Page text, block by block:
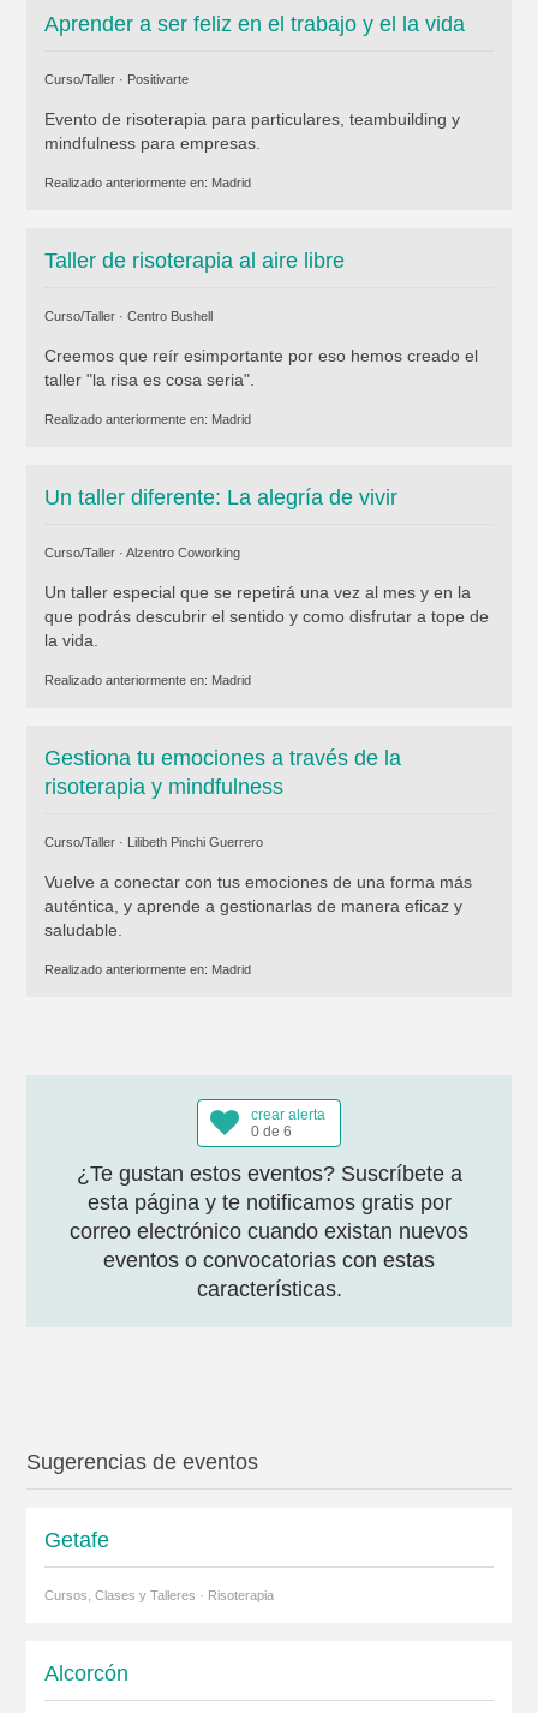
Aprender a ser feliz en el trabajo y el la vida
Curso/Taller · Positivarte
Evento de risoterapia para particulares, teambuilding y
mindfulness para empresas.
Realizado anteriormente en: Madrid
Taller de risoterapia al aire libre
Curso/Taller · Centro Bushell
Creemos que reír esimportante por eso hemos creado el
taller "la risa es cosa seria".
Realizado anteriormente en: Madrid
Un taller diferente: La alegría de vivir
Curso/Taller · Alzentro Coworking
Un taller especial que se repetirá una vez al mes y en la
que podrás descubrir el sentido y como disfrutar a tope de
la vida.
Realizado anteriormente en: Madrid
Gestiona tu emociones a través de la
risoterapia y mindfulness
Curso/Taller · Lilibeth Pinchi Guerrero
Vuelve a conectar con tus emociones de una forma más
auténtica, y aprende a gestionarlas de manera eficaz y
saludable.
Realizado anteriormente en: Madrid
crear alerta
0 de 6
¿Te gustan estos eventos? Suscríbete a
esta página y te notificamos gratis por
correo electrónico cuando existan nuevos
eventos o convocatorias con estas
características.
Sugerencias de eventos
Getafe
Cursos, Clases y Talleres · Risoterapia
Alcorcón